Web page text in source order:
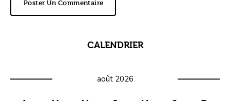
Poster Un Commentaire
CALENDRIER
août 2026